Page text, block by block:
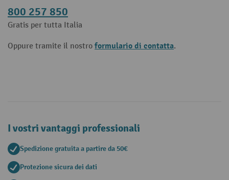
800 257 850
Gratis per tutta Italia
Oppure tramite il nostro formulario di contatta.
I vostri vantaggi professionali
Spedizione gratuita a partire da 50€
Protezione sicura dei dati